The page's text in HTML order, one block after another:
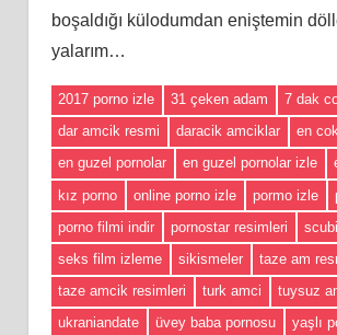
boşaldığı külodumdan eniştemin
yalarım…
2017 porno izle 31 çeken adam
7 dak
dar amcik resmi
daracik amciklar
en
en guzel pornolar
en guzel pornolar izle
kız porno
online porno izle pormo izle
porno filmi indir
pornostar resimleri
seks film izleme
sikismeler
taze am
taze amcik resimleri
turk amci
tuysuz
ukraniandate
üvey baba pornosu yaşlı